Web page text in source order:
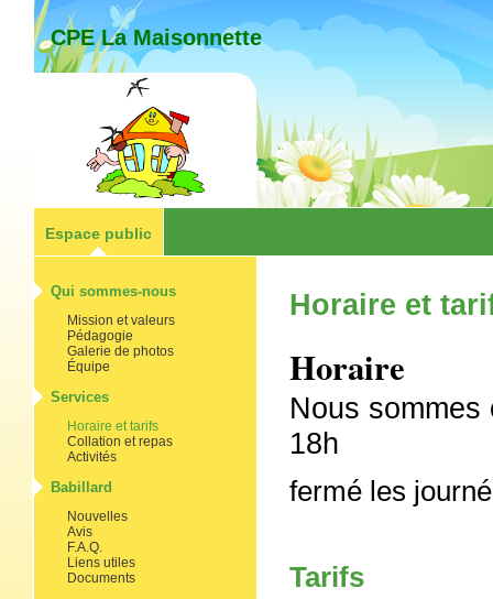
CPE La Maisonnette
Espace public
Qui sommes-nous
Mission et valeurs
Pédagogie
Galerie de photos
Équipe
Services
Horaire et tarifs
Collation et repas
Activités
Babillard
Nouvelles
Avis
F.A.Q.
Liens utiles
Documents
Horaire et
Horaire
Nous
18h
fermé les
Tarifs